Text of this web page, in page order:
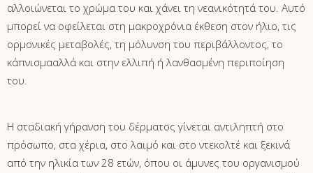
αλλοιώνεται το χρώμα του και χάνει τη νεανικότητά του. Αυτό
μπορεί να οφείλεται στη μακροχρόνια έκθεση στον ήλιο, τις
ορμονικές μεταβολές, τη μόλυνση του περιβάλλοντος, το
κάπνισμααλλά και στην ελλιπή ή λανθασμένη περιποίηση
του.
Η σταδιακή γήρανση του δέρματος γίνεται αντιληπτή στο
πρόσωπο, στα χέρια, στο λαιμό και στο ντεκολτέ και ξεκινά
από την ηλικία των 28 ετών, όπου οι άμυνες του οργανισμού